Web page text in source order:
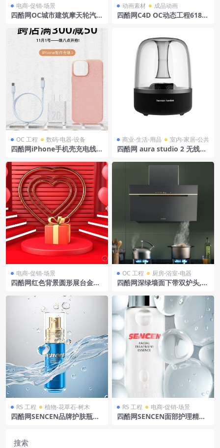
电商-促销-场景
四酷网OC城市建筑摩天轮汽车
动画素材 成品动画
四酷网C4D OC动态工程618护
OC 工程 数码-电器-设备
四酷网iPhone手机壳充电线充
商业-生活-用品 室内-家居-公共
四酷网 aura studio 2 无线扬
电商-促销-场景
四酷网红色背景圆形展台金心
OC 工程 厨房-浴室-电器
四酷网深绿墙面下带双炉头,锅
RS 工程 植物-花草石-树木
四酷网SENCEN品牌护肤瓶及
RS 工程 电商-促销-场景
四酷网SENCEN面部护理精华
搜索